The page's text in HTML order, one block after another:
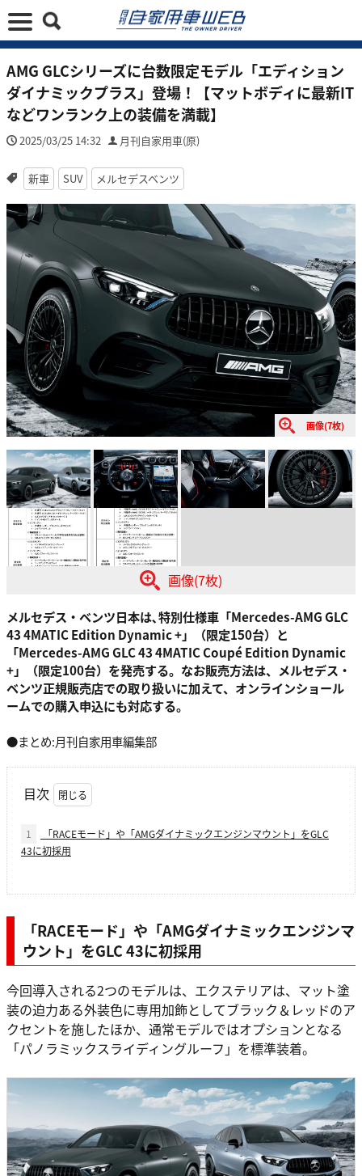
AMG GLCシリーズに台数限定モデル「エディション
ダイナミックプラス」登場！【マットボディに最新IT
などワンランク上の装備を満載】
2025/03/25 14:32 月刊自家用車(原)
新車 SUV メルセデスベンツ
画像(7枚)
画像(7枚)
メルセデス・ベンツ日本は､特別仕様車「Mercedes-AMG GLC
43 4MATIC Edition Dynamic +」（限定150台）と
「Mercedes-AMG GLC 43 4MATIC Coupé Edition Dynamic
+」（限定100台）を発売する。なお販売方法は、メルセデス・
ベンツ正規販売店での取り扱いに加えて、オンラインショール
ームでの購入申込にも対応する。
●まとめ:月刊自家用車編集部
目次
1
「RACEモード」や「AMGダイナミックエンジンマウント」をGLC
43に初採用
「RACEモード」や「AMGダイナミックエンジンマ
ウント」をGLC 43に初採用
今回導入される2つのモデルは、エクステリアは、マット塗
装の迫力ある外装色に専用加飾としてブラック＆レッドのア
クセントを施したほか、通常モデルではオプションとなる
「パノラミックスライディングルーフ」を標準装着。